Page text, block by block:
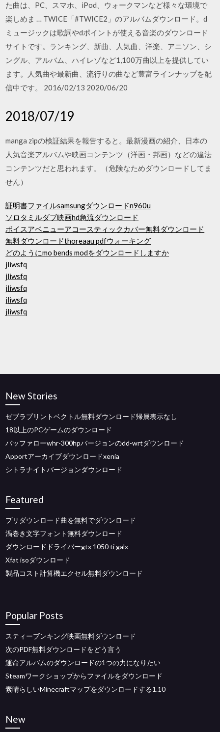
た曲は、PC、スマホ、iPod、ウォークマンなど様々な環境で
楽しめま … TWICE「#TWICE2」のアルバムダウンロード。d
ミュージックは歌詞やdポイントが使える音楽のダウンロード
サイトです。ランキング、新曲、人気曲、洋楽、アニソン、シ
ングル、アルバム、ハイレゾなど1,100万曲以上を提供してい
ます。人気曲や最新曲、流行りの曲など豊富ラインナップを配
信中です。 2016/02/13 2020/06/20
2018/07/19
manga zipの検証結果を報告すると。最新漫画の紹介、日本の
人気音楽アルバムや映画コンテンツ（洋画・邦画）などの違法
コンテンツだと思われます。（危険なためダウンロードしてま
せん）
証明書ファイルsamsungダウンロードn960u
ソロタミルダブ映画hd急流ダウンロード
ボイスアベニューアコースティックカバー無料ダウンロード
無料ダウンロードthoreaau pdfウォーキング
どのようにmo bends modをダウンロードしますか
jliwsfq
jliwsfq
jliwsfq
jliwsfq
jliwsfq
New Stories
ゼブラプリントベクトル無料ダウンロード帰属表示なし
18以上のPCゲームのダウンロード
バッファローwhr-300hpバージョンのdd-wrtダウンロード
Apportアーカイブダウンロードxenia
シトラナイトバージョンダウンロード
Featured
プリダウンロード曲を無料でダウンロード
渦巻き文字フォント無料ダウンロード
ダウンロードドライバーgtx 1050 ti galx
Xfat isoダウンロード
製品コスト計算機エクセル無料ダウンロード
Popular Posts
スティーブンキング映画無料ダウンロード
次のPDF無料ダウンロードをどう言う
運命アルバムのダウンロードの1つの力になりたい
Steamワークショップからファイルをダウンロード
素晴らしいMinecraftマップをダウンロードする1.10
New